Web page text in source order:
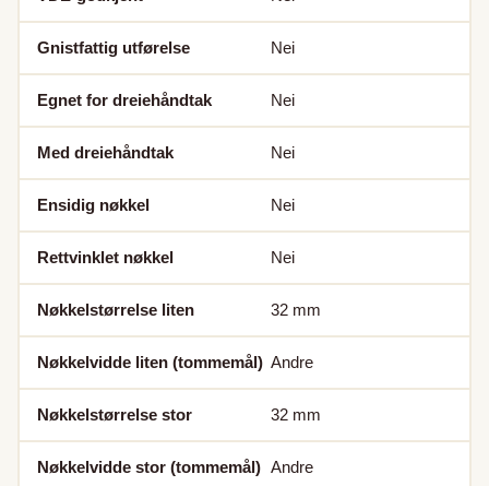
Gnistfattig utførelse Nei
Egnet for dreiehåndtak Nei
Med dreiehåndtak Nei
Ensidig nøkkel Nei
Rettvinklet nøkkel Nei
Nøkkelstørrelse liten 32 mm
Nøkkelvidde liten (tommemål) Andre
Nøkkelstørrelse stor 32 mm
Nøkkelvidde stor (tommemål) Andre